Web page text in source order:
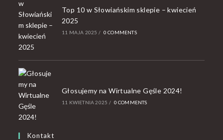
Top 10 w Słowiańskim sklepie – kwiecień
2025
11 MAJA 2025 / 0 COMMENTS
Głosujemy na Wirtualne Gęśle 2024!
11 KWIETNIA 2025 / 0 COMMENTS
Kontakt